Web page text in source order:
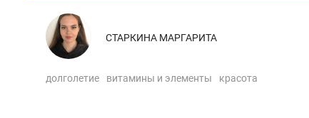
СТАРКИНА МАРГАРИТА
долголетие витамины и элементы красота